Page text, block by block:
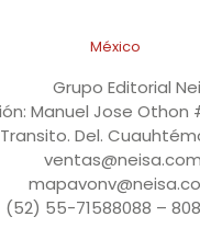
México
Grupo Editorial
Manuel Jose Othon
Del.
(52) 55-71588088 –